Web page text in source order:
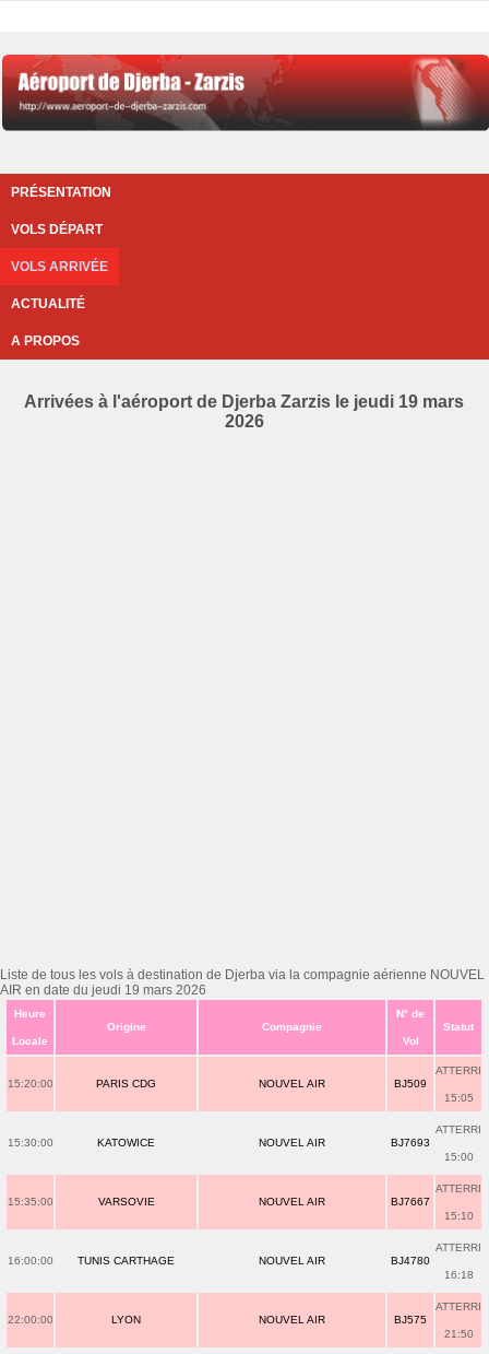
PRÉSENTATION
VOLS DÉPART
VOLS ARRIVÉE
ACTUALITÉ
A PROPOS
Arrivées à l'aéroport de Djerba Zarzis le jeudi 19 mars
2026
Liste de tous les vols à destination de Djerba via la compagnie aérienne NOUVEL
AIR en date du jeudi 19 mars 2026
Heure
Locale
Origine Compagnie
N° de
Vol
Statut
15:20:00 PARIS CDG NOUVEL AIR BJ509
ATTERRI
15:05
15:30:00 KATOWICE NOUVEL AIR BJ7693
ATTERRI
15:00
15:35:00 VARSOVIE NOUVEL AIR BJ7667
ATTERRI
15:10
16:00:00 TUNIS CARTHAGE NOUVEL AIR BJ4780
ATTERRI
16:18
22:00:00 LYON NOUVEL AIR BJ575
ATTERRI
21:50